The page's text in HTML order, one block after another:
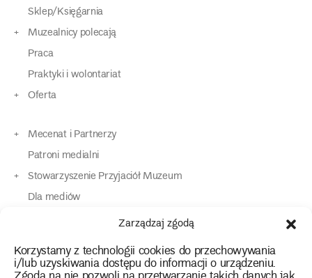
Zarządzaj zgodą
Korzystamy z technologii cookies do przechowywania
i/lub uzyskiwania dostępu do informacji o urządzeniu.
Sklep/Księgarnia
Muzealnicy polecają
Praca
Praktyki i wolontariat
Oferta
Mecenat i Partnerzy
Patroni medialni
Stowarzyszenie Przyjaciół Muzeum
Dla mediów
Dla osób o specjalnych potrzebach
Kontakt